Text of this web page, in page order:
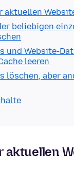
aktuellen
beliebigen
und Website-
leeren
löschen, aber
aktuellen